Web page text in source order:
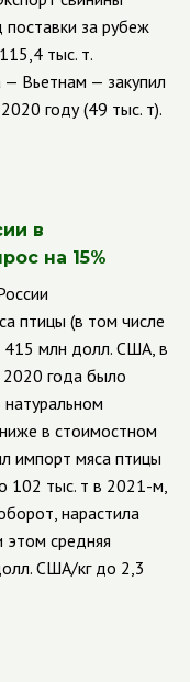
за рубеж
тыс. т.
Вьетнам — закупил
году (49 тыс. т).
в
на 15%
птицы (в том числе
415 млн долл. США, в
2020 года было
в стоимостном
импорт мяса птицы
102 тыс. т в 2021-м,
нарастила
этом средняя
США/кг до 2,3